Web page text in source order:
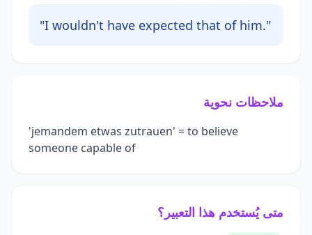
"I wouldn't have expected that of him."
ملاحظات نحوية
'jemandem etwas zutrauen' = to believe
someone capable of
متى يُستخدم هذا التعبير؟